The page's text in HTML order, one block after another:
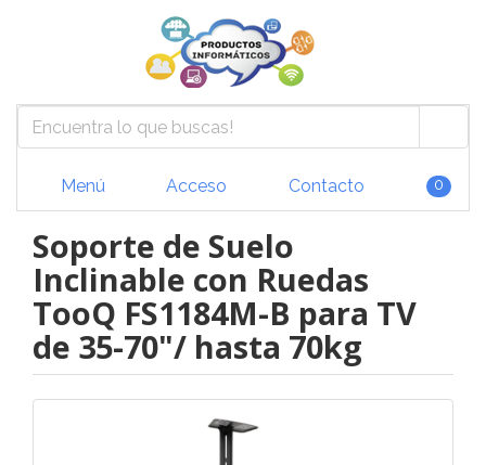
Menú Acceso Contacto 0
Soporte de Suelo
Inclinable con Ruedas
TooQ FS1184M-B para TV
de 35-70"/ hasta 70kg